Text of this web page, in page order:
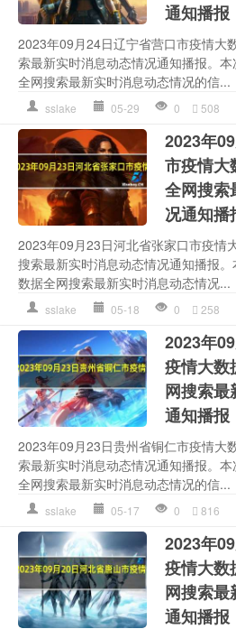
通知播报
2023年09月24日辽宁省营口市疫情大
索最新实时消息动态情况通知播报。
全网搜索最新实时消息动态情况的信...
sslake 05-29 0 508
2023年
市疫情大
全网搜索
况通知播
2023年09月23日河北省张家口市疫情
搜索最新实时消息动态情况通知播报
数据全网搜索最新实时消息动态情况...
sslake 05-18 0 258
2023年
疫情大数
网搜索最
通知播报
2023年09月23日贵州省铜仁市疫情大
索最新实时消息动态情况通知播报。
全网搜索最新实时消息动态情况的信...
sslake 05-17 0 816
2023年
疫情大数
网搜索最
通知播报